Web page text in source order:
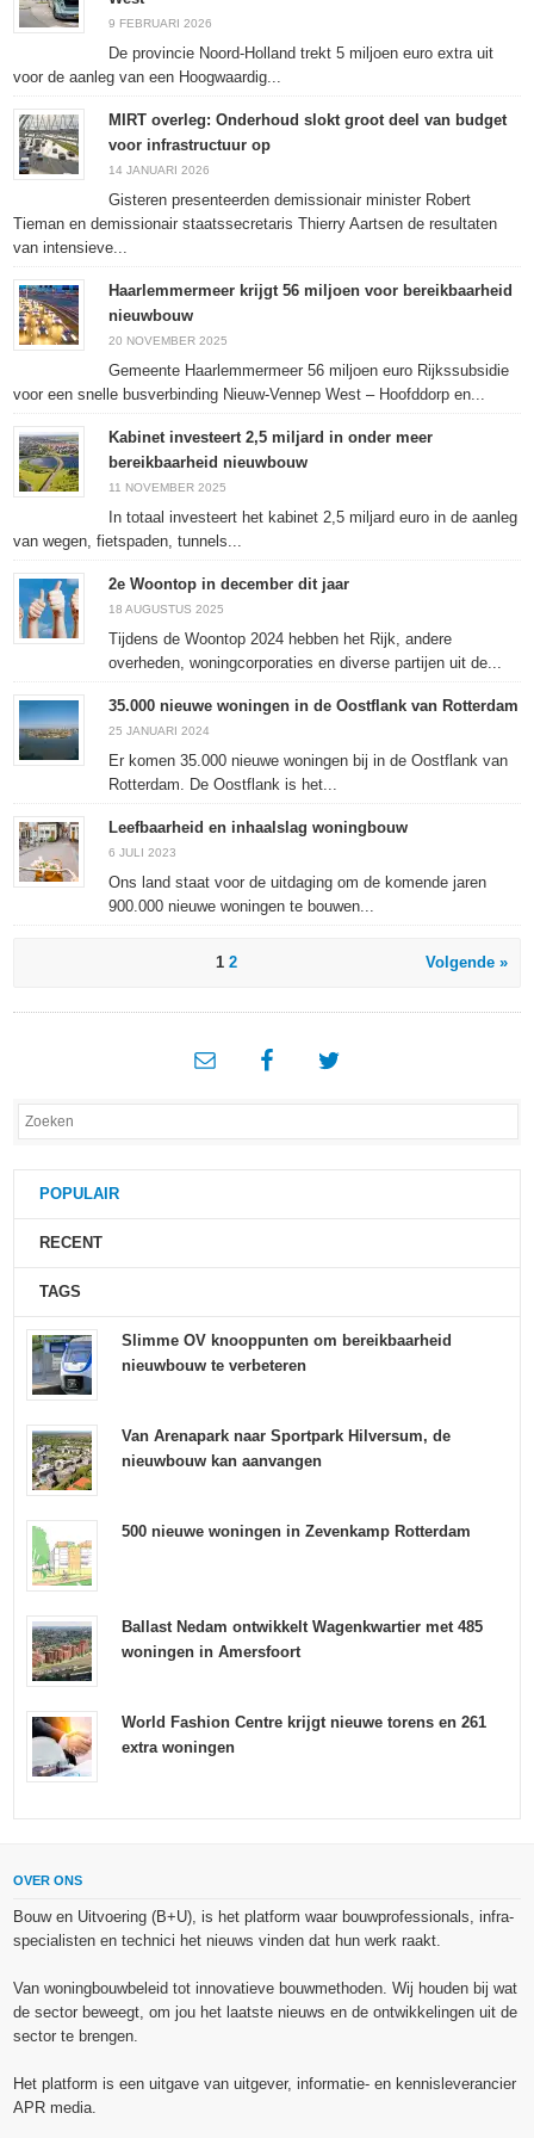
9 FEBRUARI 2026
De provincie Noord-Holland trekt 5 miljoen euro extra uit
voor de aanleg van een Hoogwaardig...
MIRT overleg: Onderhoud slokt groot deel van budget
voor infrastructuur op
14 JANUARI 2026
Gisteren presenteerden demissionair minister Robert
Tieman en demissionair staatssecretaris Thierry Aartsen de resultaten
van intensieve...
Haarlemmermeer krijgt 56 miljoen voor bereikbaarheid
nieuwbouw
20 NOVEMBER 2025
Gemeente Haarlemmermeer 56 miljoen euro Rijkssubsidie
voor een snelle busverbinding Nieuw-Vennep West – Hoofddorp en...
Kabinet investeert 2,5 miljard in onder meer
bereikbaarheid nieuwbouw
11 NOVEMBER 2025
In totaal investeert het kabinet 2,5 miljard euro in de aanleg
van wegen, fietspaden, tunnels...
2e Woontop in december dit jaar
18 AUGUSTUS 2025
Tijdens de Woontop 2024 hebben het Rijk, andere
overheden, woningcorporaties en diverse partijen uit de...
35.000 nieuwe woningen in de Oostflank van Rotterdam
25 JANUARI 2024
Er komen 35.000 nieuwe woningen bij in de Oostflank van
Rotterdam. De Oostflank is het...
Leefbaarheid en inhaalslag woningbouw
6 JULI 2023
Ons land staat voor de uitdaging om de komende jaren
900.000 nieuwe woningen te bouwen...
1 2 Volgende »
POPULAIR
RECENT
TAGS
Slimme OV knooppunten om bereikbaarheid
nieuwbouw te verbeteren
Van Arenapark naar Sportpark Hilversum, de
nieuwbouw kan aanvangen
500 nieuwe woningen in Zevenkamp Rotterdam
Ballast Nedam ontwikkelt Wagenkwartier met 485
woningen in Amersfoort
World Fashion Centre krijgt nieuwe torens en 261
extra woningen
OVER ONS
Bouw en Uitvoering (B+U), is het platform waar bouwprofessionals, infra-
specialisten en technici het nieuws vinden dat hun werk raakt.
Van woningbouwbeleid tot innovatieve bouwmethoden. Wij houden bij wat
de sector beweegt, om jou het laatste nieuws en de ontwikkelingen uit de
sector te brengen.
Het platform is een uitgave van uitgever, informatie- en kennisleverancier
APR media.